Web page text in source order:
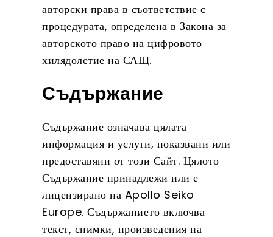
авторски права в съответствие с
процедурата, определена в Закона за
авторското право на цифровото
хилядолетие на САЩ.
Съдържание
Съдържание означава цялата
информация и услуги, показвани или
предоставяни от този Сайт. Цялото
Съдържание принадлежи или е
лицензирано на Apollo Seiko
Europe. Съдържанието включва
текст, снимки, произведения на